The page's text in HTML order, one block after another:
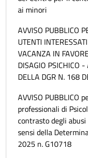
ai minori
AVVISO PUBBLICO
UTENTI
VACANZA IN
DISAGIO PSICHICO
DELLA DGR N. 168
AVVISO PUBBLICO
professionali di
contrasto degli
sensi della
2025 n. G10718